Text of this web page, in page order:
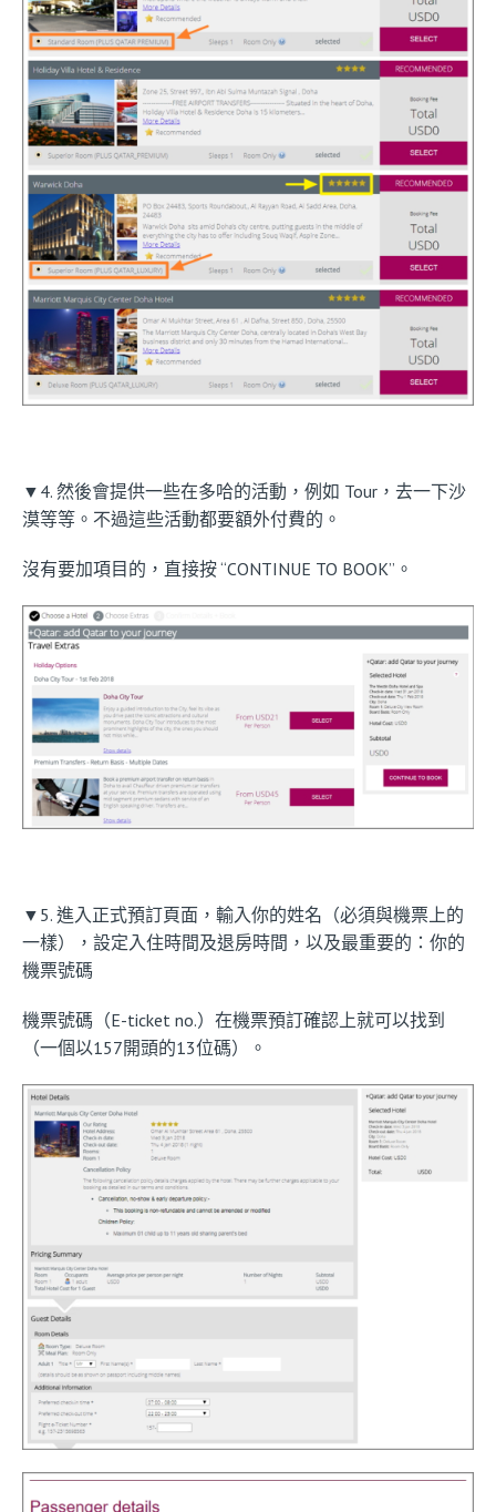
▼4. 然後會提供一些在多哈的活動，例如 Tour，去一下沙
漠等等。不過這些活動都要額外付費的。
沒有要加項目的，直接按 “CONTINUE TO BOOK”。
▼5. 進入正式預訂頁面，輸入你的姓名（必須與機票上的
一樣），設定入住時間及退房時間，以及最重要的：你的
機票號碼
機票號碼（E-ticket no.）在機票預訂確認上就可以找到
（一個以157開頭的13位碼）。